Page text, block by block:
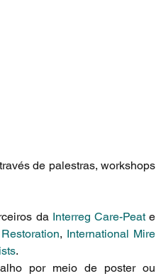
de palestras, workshops
da Interreg Care-Peat e
, International Mire
.
por meio de poster ou